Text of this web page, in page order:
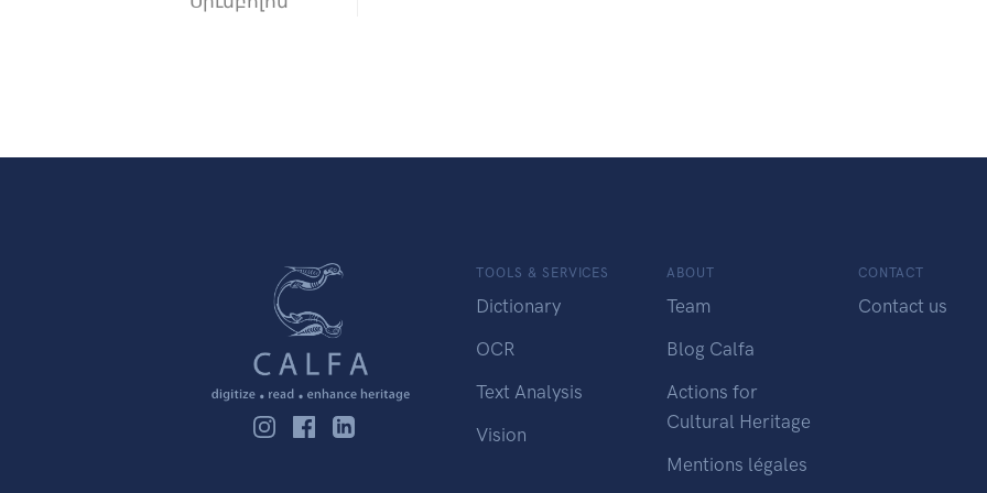
TOOLS & SERVICES
Dictionary
OCR
Text Analysis
Vision
ABOUT
Team
Blog Calfa
Actions for
Cultural Heritage
Mentions légales
CONTACT
Contact us